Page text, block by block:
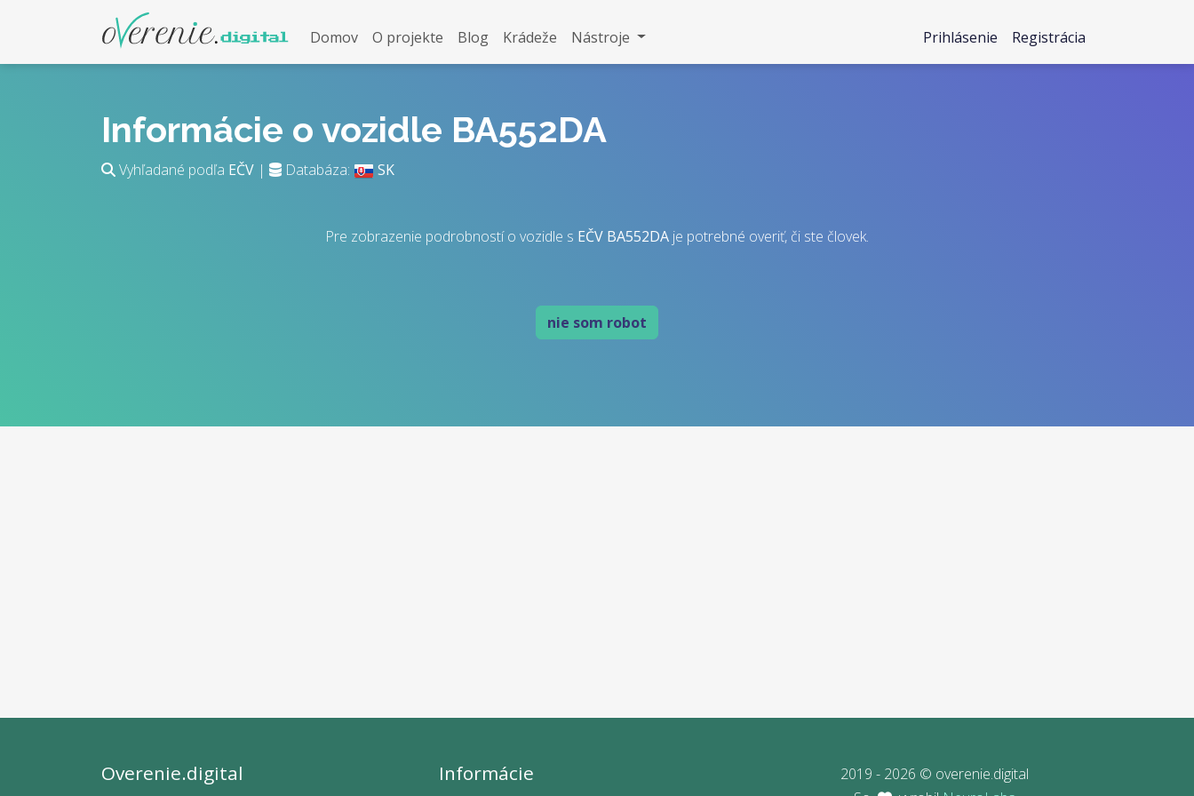
Domov O projekte Blog Krádeže Nástroje Prihlásenie Registrácia
Informácie o vozidle BA552DA
Vyhľadané podľa EČV | Databáza: SK
Pre zobrazenie podrobností o vozidle s EČV BA552DA je potrebné overiť, či ste človek.
nie som robot
Overenie.digital Informácie
2019 - 2026 © overenie.digital